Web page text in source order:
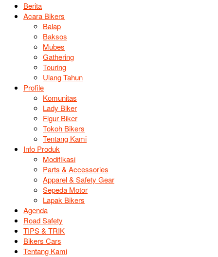
Berita
Acara Bikers
Balap
Baksos
Mubes
Gathering
Touring
Ulang Tahun
Profile
Komunitas
Lady Biker
Figur Biker
Tokoh Bikers
Tentang Kami
Info Produk
Modifikasi
Parts & Accessories
Apparel & Safety Gear
Sepeda Motor
Lapak Bikers
Agenda
Road Safety
TIPS & TRIK
Bikers Cars
Tentang Kami